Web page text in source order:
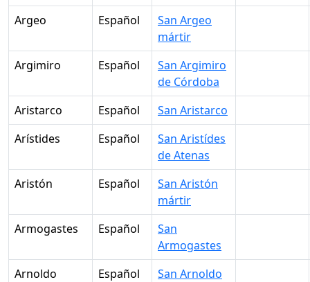
Argeo
Español
San Argeo
mártir
Argimiro
Español
San Argimiro
de Córdoba
Aristarco
Español
San Aristarco
Arístides
Español
San Aristídes
de Atenas
Aristón
Español
San Aristón
mártir
Armogastes
Español
San
Armogastes
Arnoldo
Español
San Arnoldo